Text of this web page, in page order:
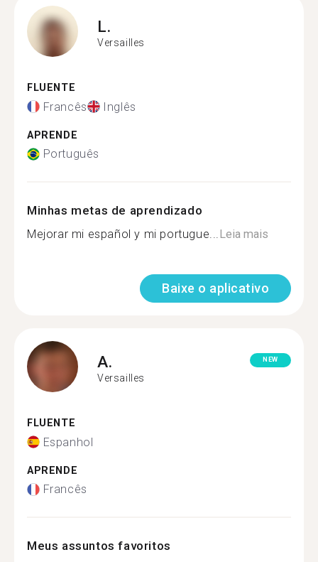
L.
Versailles
FLUENTE
Francês Inglês
APRENDE
Português
Minhas metas de aprendizado
Mejorar mi español y mi portugue...Leia mais
Baixe o aplicativo
A.
Versailles
NEW
FLUENTE
Espanhol
APRENDE
Francês
Meus assuntos favoritos